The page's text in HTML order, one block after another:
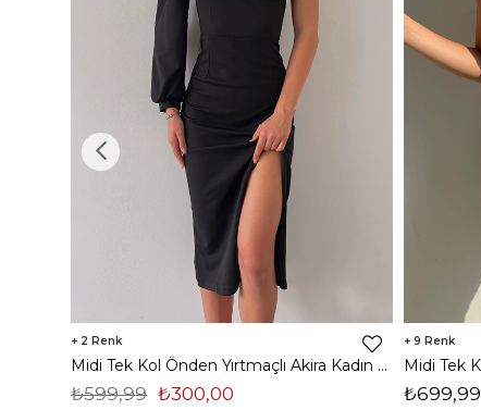
2
Midi Tek Kol Önden Yırtmaçlı Akira Kadın Siyah Elbise 22K000228
₺300,00
₺599,99
9
₺699,99